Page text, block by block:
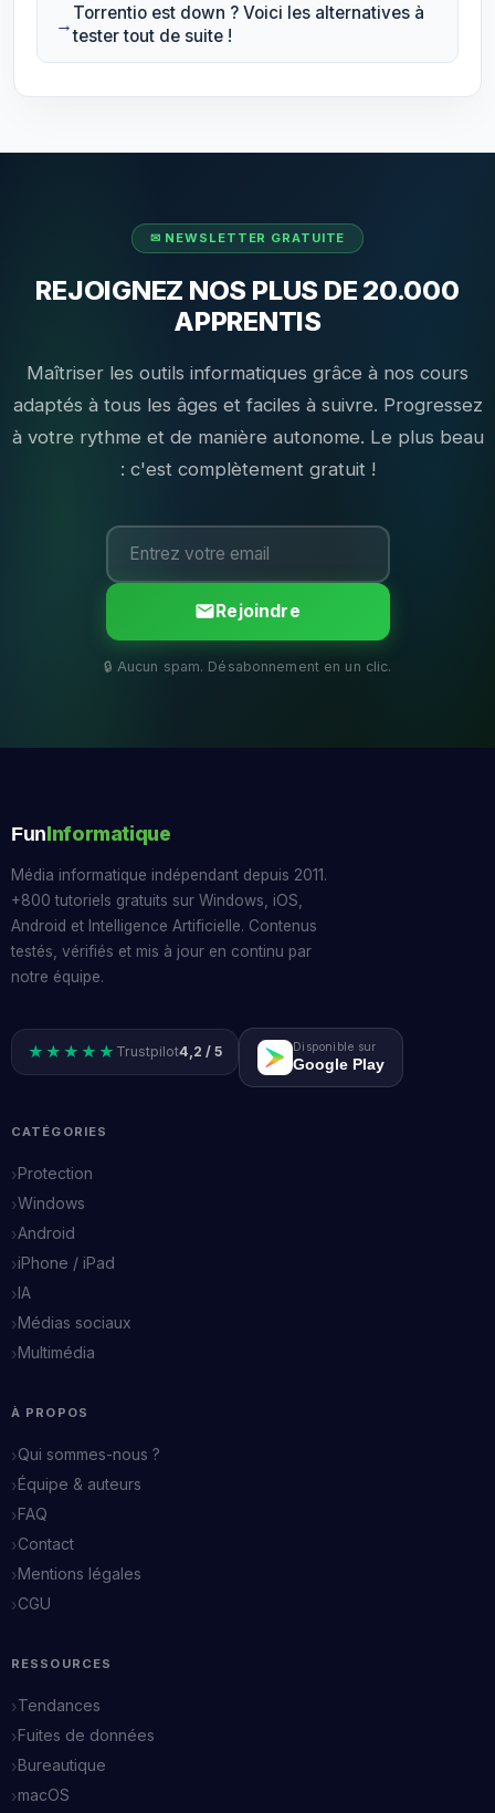
Torrentio est down ? Voici les alternatives à
tester tout de suite !
REJOIGNEZ NOS PLUS DE 20.000
APPRENTIS
Maîtriser les outils informatiques grâce à nos cours
adaptés à tous les âges et faciles à suivre. Progressez
à votre rythme et de manière autonome. Le plus beau
: c'est complètement gratuit !
Rejoindre
FunInformatique
Média informatique indépendant depuis 2011.
+800 tutoriels gratuits sur Windows, iOS,
Android et Intelligence Artificielle. Contenus
testés, vérifiés et mis à jour en continu par
notre équipe.
★★★★★ Trustpilot4,2 / 5 Disponible sur
Google Play
CATÉGORIES
Protection
Windows
Android
iPhone / iPad
IA
Médias sociaux
Multimédia
À PROPOS
Qui sommes-nous ?
Équipe & auteurs
FAQ
Contact
Mentions légales
CGU
RESSOURCES
Tendances
Fuites de données
Bureautique
macOS